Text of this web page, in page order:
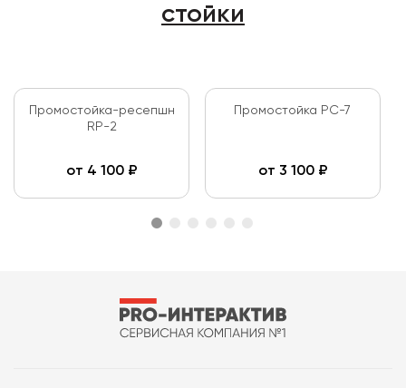
стойки
Промостойка-ресепшн
RP-2
от 4 100₽
Промостойка PC-7
от 3 100₽